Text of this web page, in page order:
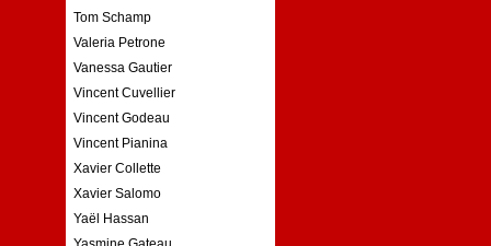
Tom Schamp
Valeria Petrone
Vanessa Gautier
Vincent Cuvellier
Vincent Godeau
Vincent Pianina
Xavier Collette
Xavier Salomo
Yaël Hassan
Yasmine Gateau